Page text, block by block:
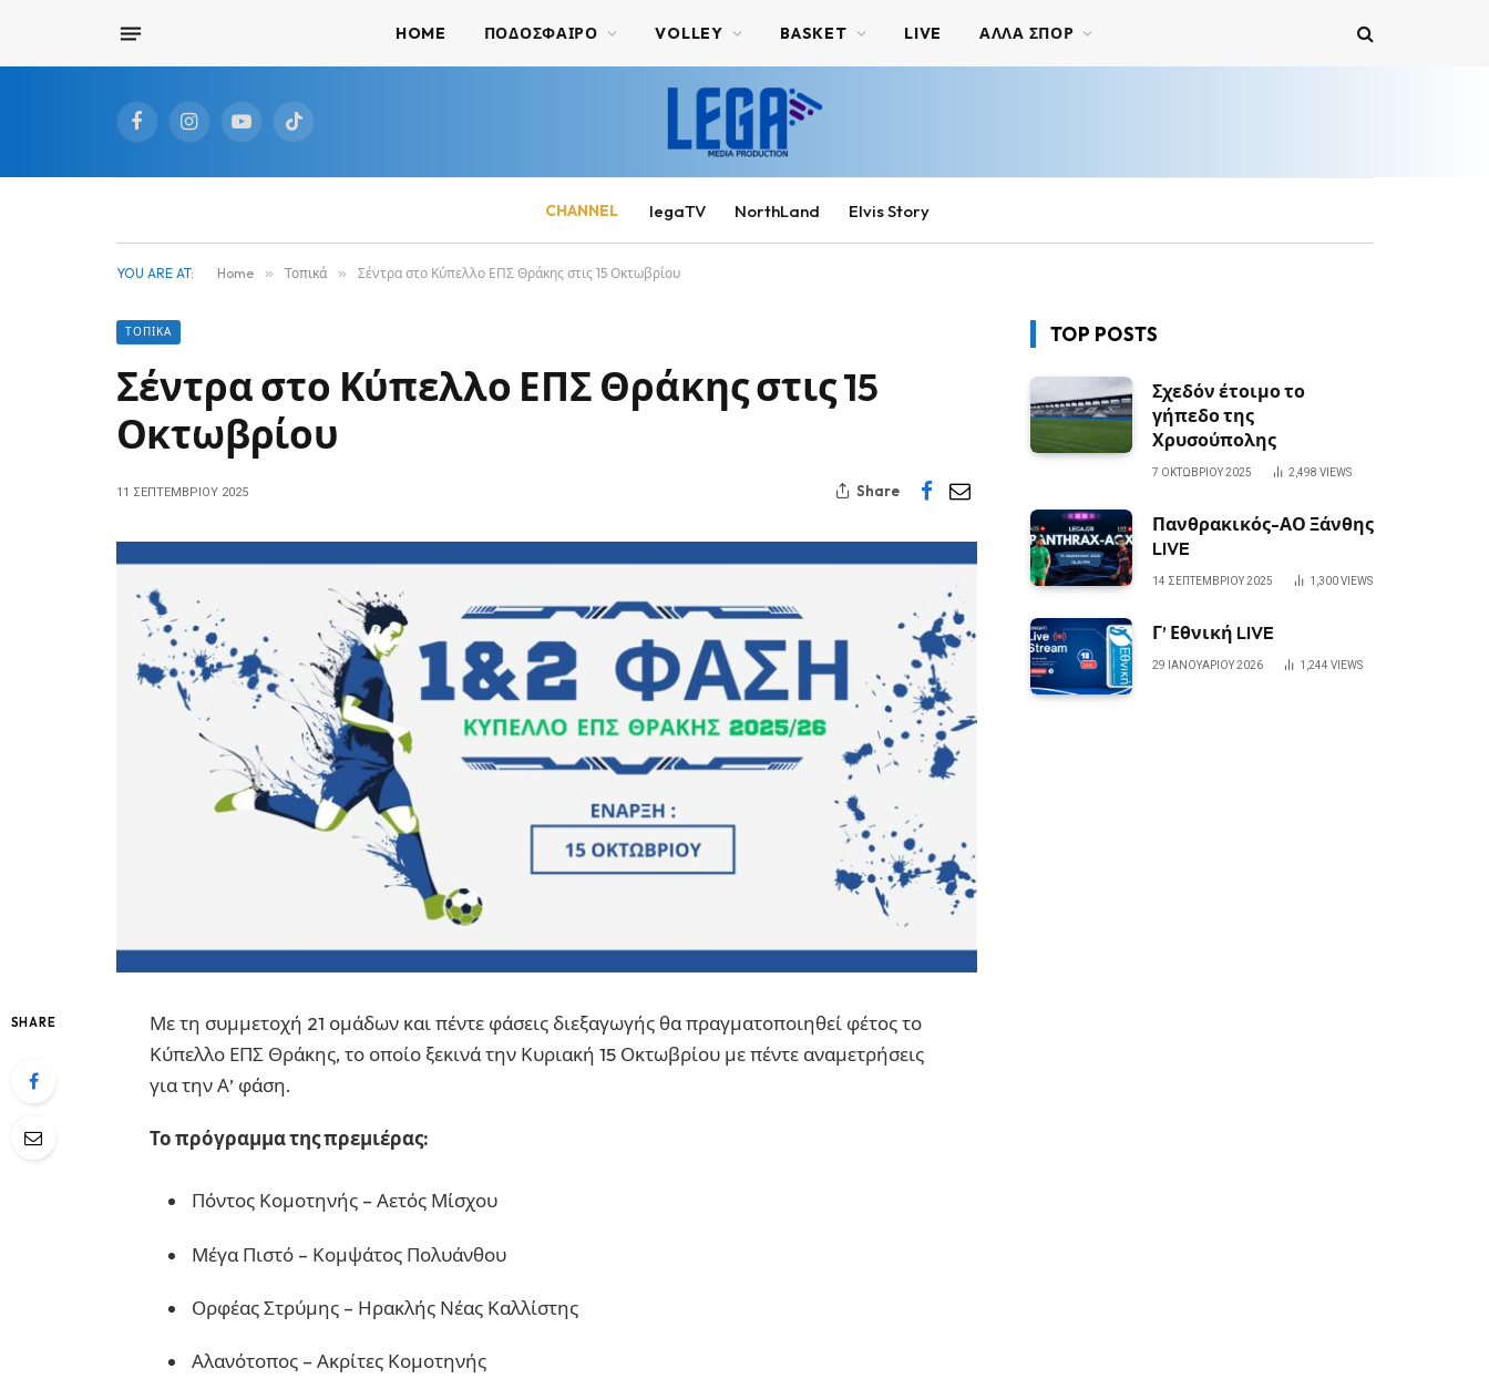
HOME ΠΟΔΟΣΦΑΙΡΟ VOLLEY BASKET LIVE ΑΛΛΑ ΣΠΟΡ
FacebookInstagramYouTubeTikTok
CHANNEL legaTV NorthLand Elvis Story
YOU ARE AT: Home » Τοπικά » Σέντρα στο Κύπελλο ΕΠΣ Θράκης στις 15 Οκτωβρίου
ΤΟΠΙΚΆ
Σέντρα στο Κύπελλο ΕΠΣ Θράκης στις 15
Οκτωβρίου
11 ΣΕΠΤΕΜΒΡΊΟΥ 2025 Share
SHARE
Με τη συμμετοχή 21 ομάδων και πέντε φάσεις διεξαγωγής θα πραγματοποιηθεί φέτος το
Κύπελλο ΕΠΣ Θράκης, το οποίο ξεκινά την Κυριακή 15 Οκτωβρίου με πέντε αναμετρήσεις
για την Α’ φάση.
Το πρόγραμμα της πρεμιέρας:
Πόντος Κομοτηνής – Αετός Μίσχου
Μέγα Πιστό – Κομψάτος Πολυάνθου
Ορφέας Στρύμης – Ηρακλής Νέας Καλλίστης
Αλανότοπος – Ακρίτες Κομοτηνής
TOP POSTS
Σχεδόν έτοιμο το
γήπεδο της
Χρυσούπολης
7 ΟΚΤΩΒΡΊΟΥ 2025 2,498 VIEWS
Πανθρακικός-ΑΟ Ξάνθης
LIVE
14 ΣΕΠΤΕΜΒΡΊΟΥ 2025 1,300VIEWS
Γ’ Εθνική LIVE
29 ΙΑΝΟΥΑΡΊΟΥ 2026 1,244 VIEWS